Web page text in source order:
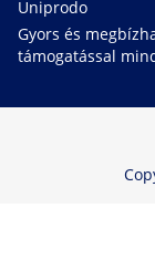
Uniprodo
Gyors és
támogatással